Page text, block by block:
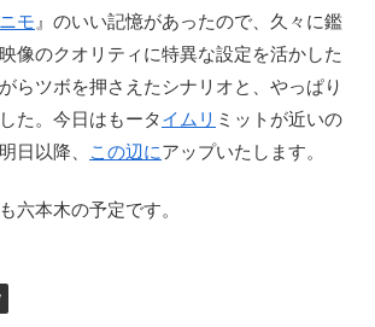
モ 』のいい記憶があったので、久々に鑑
像のクオリティに特異な設定を活かした
らツボを押さえたシナリオと、やっぱり
た。今日はもータイムリ ミットが近いの
日以降、
この辺にアップいたします。
六本木の予定です。